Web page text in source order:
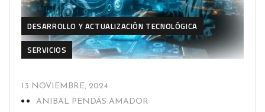
DESARROLLO Y ACTUALIZACIÓN TECNOLÓGICA
SERVICIOS
13 NOVIEMBRE, 2024
ANIBAL PENDÁS AMADOR